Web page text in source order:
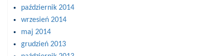
październik 2014
wrzesień 2014
maj 2014
grudzień 2013